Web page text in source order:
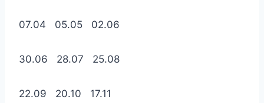
07.04 05.05 02.06
30.06 28.07 25.08
22.09 20.10 17.11